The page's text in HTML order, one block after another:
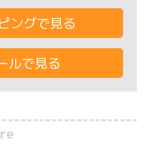
ングで見る
ルで見る